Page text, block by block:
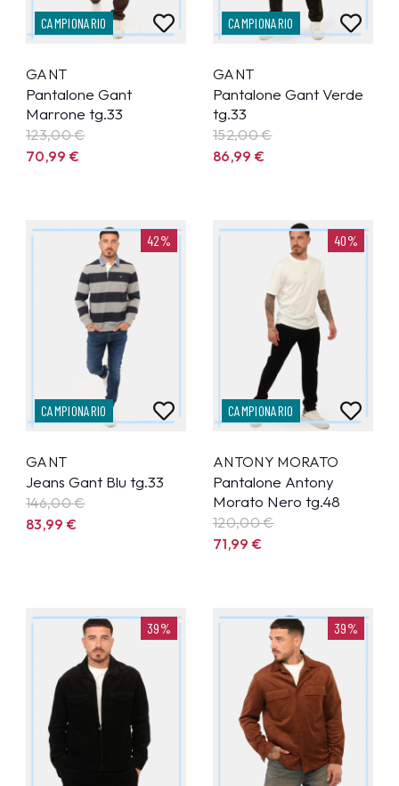
CAMPIONARIO
GANT
Pantalone Gant
Marrone tg.33
123,00 €
70,99€
CAMPIONARIO
GANT
Pantalone Gant Verde
tg.33
152,00 €
86,99€
42%
CAMPIONARIO
GANT
Jeans Gant Blu tg.33
146,00 €
83,99€
40%
CAMPIONARIO
ANTONY MORATO
Pantalone Antony
Morato Nero tg.48
120,00 €
71,99€
39% 39%